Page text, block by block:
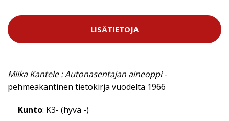
LISÄTIETOJA
Miika Kantele : Autonasentajan aineoppi-
pehmeäkantinen tietokirja vuodelta 1966
Kunto: K3- (hyvä -)